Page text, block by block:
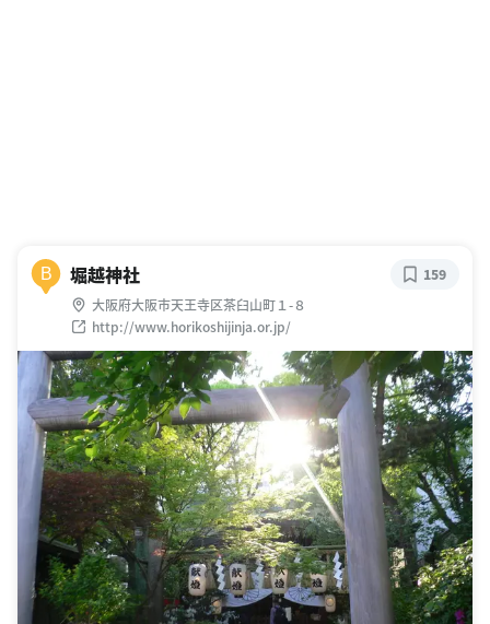
B 堀越神社
大阪府大阪市天王寺区茶臼山町１-８
http://www.horikoshijinja.or.jp/
159